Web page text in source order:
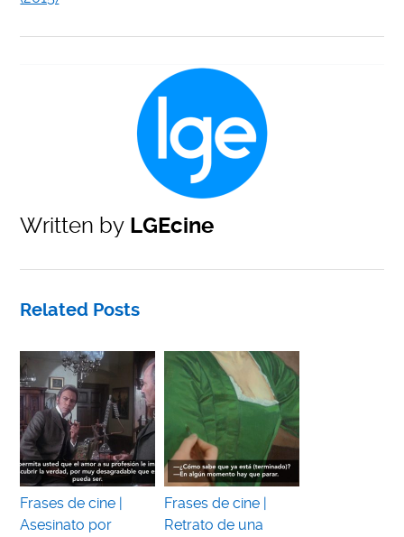
Written by LGEcine
Related Posts
Frases de cine |
Asesinato por
Frases de cine |
Retrato de una